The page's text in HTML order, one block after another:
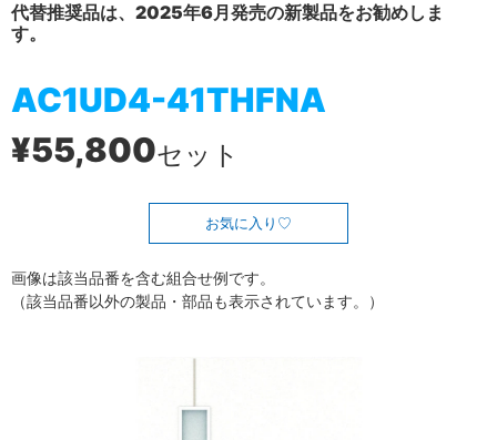
代替推奨品は、2025年6月発売の新製品をお勧めしま
す。
AC1UD4-41THFNA
¥55,800セット
お気に入り
画像は該当品番を含む組合せ例です。
（該当品番以外の製品・部品も表示されています。）